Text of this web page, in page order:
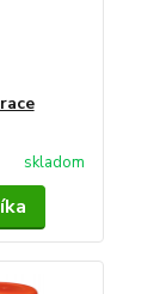
skladom